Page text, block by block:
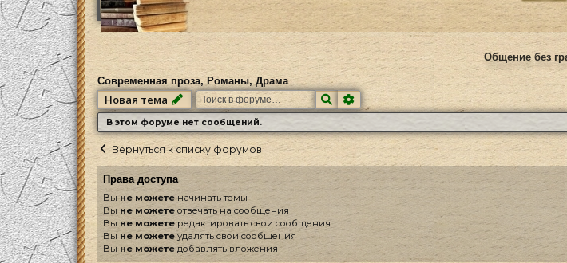
Общение без
Современная проза, Романы, Драма
Новая тема ПоискРасширенный поиск
В этом форуме нет сообщений.
Вернуться к списку форумов
Права доступа
Выне можете начинать темы
Вы не можете отвечать на сообщения
Вы не можетередактировать свои сообщения
Вы не можетеудалять свои сообщения
Вы не можетедобавлять вложения